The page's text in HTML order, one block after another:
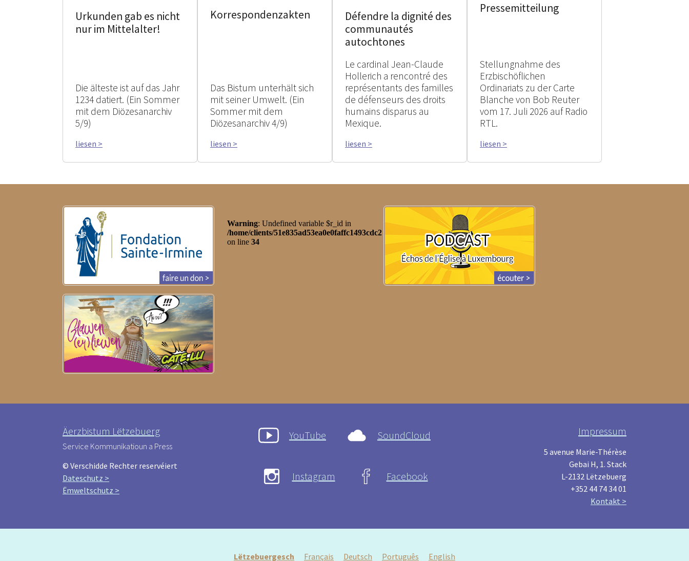
Urkunden gab es nicht
nur im Mittelalter!
Die älteste ist auf das Jahr
1234 datiert. (Ein Sommer
mit dem Diözesanarchiv
5/9)
liesen >
Korrespondenzakten
Das Bistum unterhält sich
mit seiner Umwelt. (Ein
Sommer mit dem
Diözesanarchiv 4/9)
liesen >
Défendre la dignité des
communautés
autochtones
Le cardinal Jean-Claude
Hollerich a rencontré des
représentants des familles
de défenseurs des droits
humains disparus au
Mexique.
liesen >
Pressemitteilung
Stellungnahme des
Erzbischöflichen
Ordinariats zu der Carte
Blanche von Bob Reuter
vom 17. Juli 2026 auf Radio
RTL.
liesen >
Äerzbistum Lëtzebuerg
Service Kommunikatioun a Press
© Verschidde Rechter reservéiert
Dateschutz >
Ëmweltschutz >
YouTube SoundCloud
Instagram Facebook
Impressum
5 avenue Marie-Thérèse
Gebai H, 1. Stack
L-2132 Lëtzebuerg
+352 44 74 34 01
Kontakt >
Lëtzebuergesch Français Deutsch Português English